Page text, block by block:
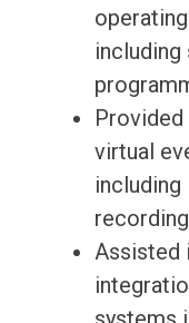
including
virtual
including
Assisted